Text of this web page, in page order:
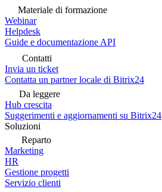
Materiale di formazione
Webinar
Helpdesk
Guide e documentazione API
Contatti
Invia un ticket
Contatta un partner locale di Bitrix24
Da leggere
Hub crescita
Suggerimenti e aggiornamenti su Bitrix24
Soluzioni
Reparto
Marketing
HR
Gestione progetti
Servizio clienti